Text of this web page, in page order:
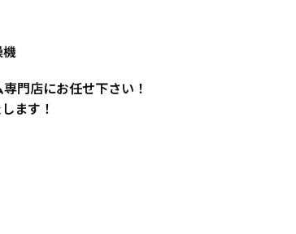
門店にお任せ下さい！
ます！